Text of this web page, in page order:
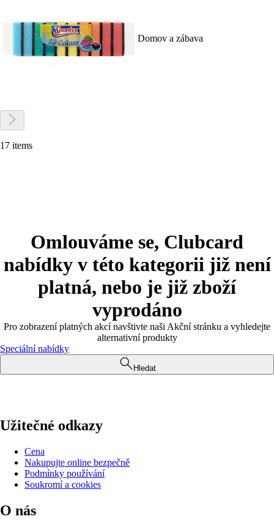
Domov a zábava
17 items
Omlouváme se, Clubcard
nabídky v této kategorii již není
platná, nebo je již zboží
vyprodáno
Pro zobrazení platných akcí navštivte naši Akční stránku a vyhledejte
alternativní produkty
Speciální nabídky
Hledat
Užitečné odkazy
Cena
Nakupujte online bezpečně
Podmínky používání
Soukromí a cookies
O nás